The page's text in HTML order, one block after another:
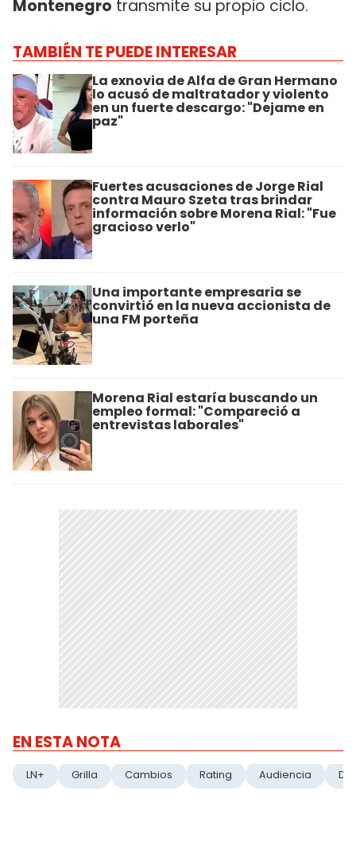
Montenegro transmite su propio ciclo.
TAMBIÉN TE PUEDE INTERESAR
La exnovia de Alfa de Gran Hermano
lo acusó de maltratador y violento
en un fuerte descargo: "Dejame en
paz"
Fuertes acusaciones de Jorge Rial
contra Mauro Szeta tras brindar
información sobre Morena Rial: "Fue
gracioso verlo"
Una importante empresaria se
convirtió en la nueva accionista de
una FM porteña
Morena Rial estaría buscando un
empleo formal: "Compareció a
entrevistas laborales"
EN ESTA NOTA
LN+ Grilla Cambios Rating Audiencia